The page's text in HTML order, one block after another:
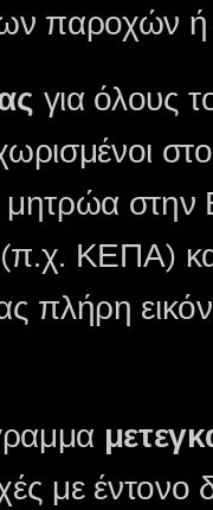
παροχών ή
για όλους
μητρώα στην
ΚΕΠΑ)
πλήρη
με έντονο